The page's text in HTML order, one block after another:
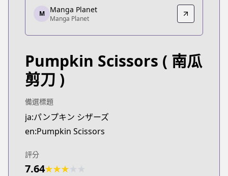
Manga Planet
Manga Planet
https://read.mangaplanet.com/comic/
M Manga Planet
Manga Planet
Pumpkin Scissors ( 南瓜
剪刀 )
備選標題
ja:パンプキン シザーズ
en:Pumpkin Scissors
評分
7.64★★★